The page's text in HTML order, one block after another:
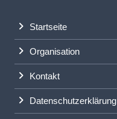
Startseite
Organisation
Kontakt
Datenschutzerklärung